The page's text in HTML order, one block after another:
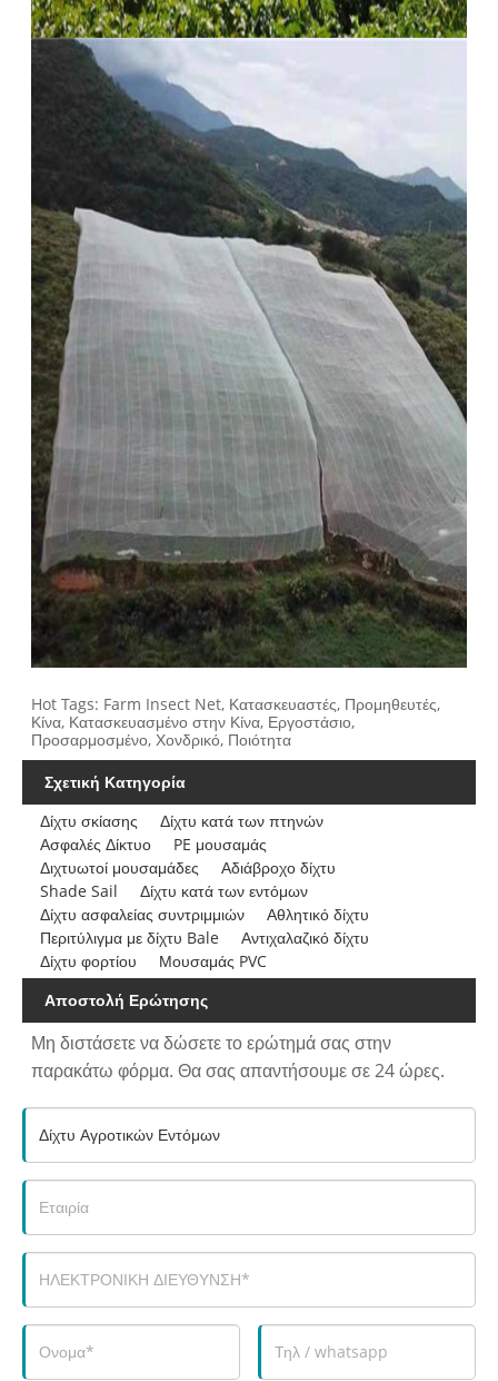
Hot Tags: Farm Insect Net, Κατασκευαστές, Προμηθευτές,
Κίνα, Κατασκευασμένο στην Κίνα, Εργοστάσιο,
Προσαρμοσμένο, Χονδρικό, Ποιότητα
Σχετική Κατηγορία
Δίχτυ σκίασης
Δίχτυ κατά των πτηνών
Ασφαλές Δίκτυο
PE μουσαμάς
Διχτυωτοί μουσαμάδες
Αδιάβροχο δίχτυ
Shade Sail
Δίχτυ κατά των εντόμων
Δίχτυ ασφαλείας συντριμμιών
Αθλητικό δίχτυ
Περιτύλιγμα με δίχτυ Bale
Αντιχαλαζικό δίχτυ
Δίχτυ φορτίου
Μουσαμάς PVC
Αποστολή Ερώτησης
Μη διστάσετε να δώσετε το ερώτημά σας στην
παρακάτω φόρμα. Θα σας απαντήσουμε σε 24 ώρες.